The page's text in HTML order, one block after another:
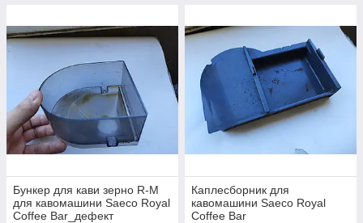
Бункер для кави зерно R-M
для кавомашини Saeco Royal
Coffee Bar_дефект
Каплесборник для
кавомашини Saeco Royal
Coffee Bar